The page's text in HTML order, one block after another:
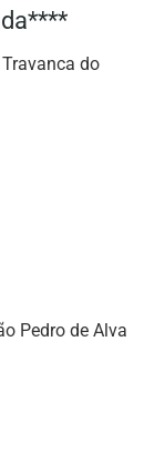
do
Pedro de Alva